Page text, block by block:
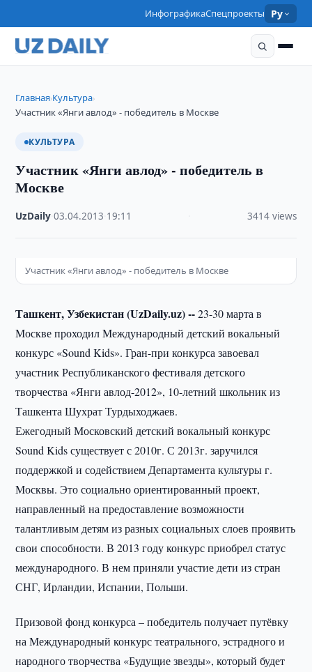
ИнфографикаСпецпроекты Ру
Главная›Культура›
Участник «Янги авлод» - победитель в Москве
КУЛЬТУРА
Участник «Янги авлод» - победитель в
Москве
UzDaily ·03.04.2013 19:11 3414 views
Участник «Янги авлод» - победитель в Москве
Ташкент, Узбекистан (UzDaily.uz) --23-30 марта в
Москве проходил Международный детский вокальный
конкурс «Sound Kids». Гран-при конкурса завоевал
участник Республиканского фестиваля детского
творчества «Янги авлод-2012», 10-летний школьник из
Ташкента Шухрат Турдыходжаев.
Ежегодный Московский детский вокальный конкурс
Sound Kids существует с 2010г. С 2013г. заручился
поддержкой и содействием Департамента культуры г.
Москвы. Это социально ориентированный проект,
направленный на предоставление возможности
талантливым детям из разных социальных слоев проявить
свои способности. В 2013 году конкурс приобрел статус
международного. В нем приняли участие дети из стран
СНГ, Ирландии, Испании, Польши.
Призовой фонд конкурса – победитель получает путёвку
на Международный конкурс театрального, эстрадного и
народного творчества «Будущие звезды», который будет